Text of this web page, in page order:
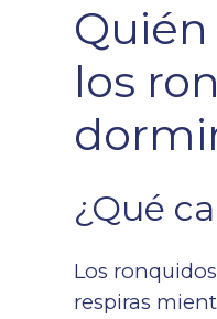
los
¿Qué
Los
respiras